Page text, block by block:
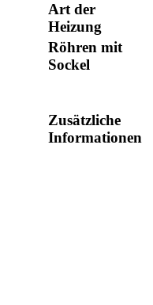
Art der
Heizung
Röhren mit
Sockel
Zusätzliche
Informationen